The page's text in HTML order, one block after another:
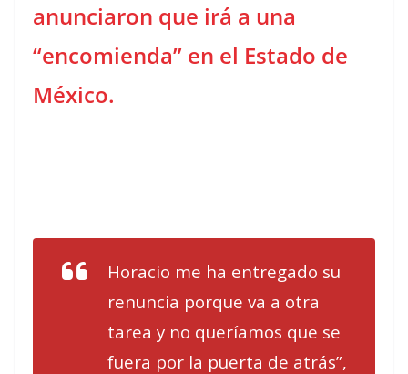
anunciaron que irá a una
“encomienda” en el Estado de
México.
Horacio me ha entregado su
renuncia porque va a otra
tarea y no queríamos que se
fuera por la puerta de atrás”,